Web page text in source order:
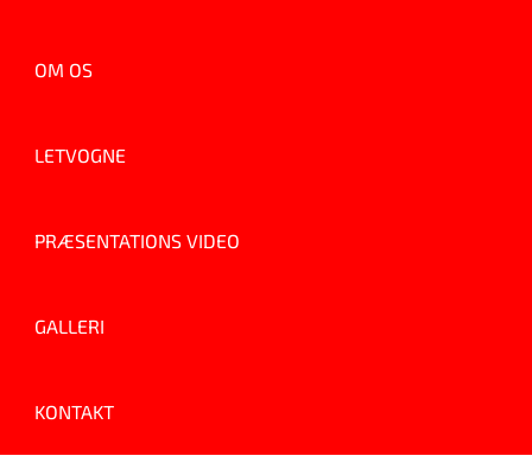
OM OS
LETVOGNE
PRÆSENTATIONS VIDEO
GALLERI
KONTAKT